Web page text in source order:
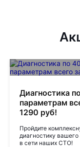
Диагностика
параметрам
1290 руб!
Пройдите
диагностику
в сети наших СТО!